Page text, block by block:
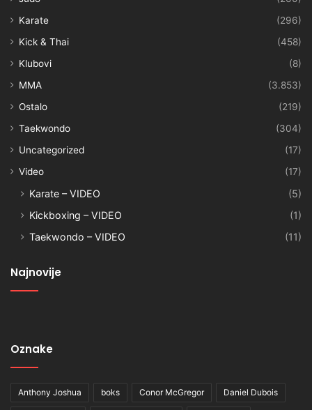
Karate
(296)
Kick & Thai
(458)
Klubovi
(8)
MMA
(3.853)
Ostalo
(219)
Taekwondo
(304)
Uncategorized
(17)
Video
(17)
Karate – VIDEO
(5)
Kickboxing – VIDEO
(1)
Taekwondo – VIDEO
(11)
Najnovije
Oznake
Anthony Joshua boks Conor McGregor Daniel Dubois